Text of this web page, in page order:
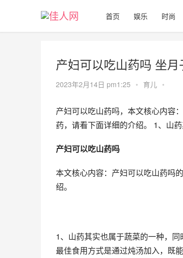
首页 娱乐 时尚
产妇可以吃山药吗 坐
2023年2月14日 pm1:25 • 育儿 •
产妇可以吃山药吗，本文核心内容
药，请看下面详细的介绍。 1、山
产妇可以吃山药吗
本文核心内容：产妇可以吃山药吗
绍。
1、山药其实也属于蔬菜的一种，
最佳食用方式是通过炖汤加入，既